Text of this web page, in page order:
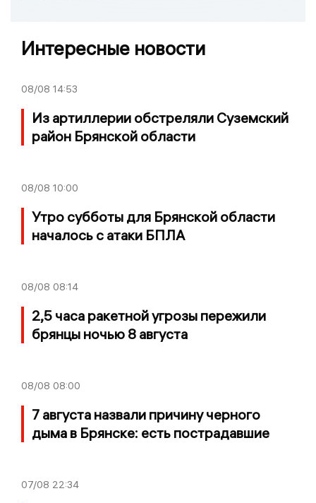
Интересные новости
08/08 14:53
Из артиллерии обстреляли Суземский
район Брянской области
08/08 10:00
Утро субботы для Брянской области
началось с атаки БПЛА
08/08 08:14
2,5 часа ракетной угрозы пережили
брянцы ночью 8 августа
08/08 08:00
7 августа назвали причину черного
дыма в Брянске: есть пострадавшие
07/08 22:34